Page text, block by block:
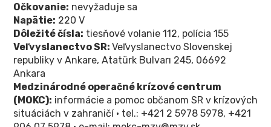
Očkovanie: nevyžaduje sa
Napätie: 220 V
Dôležité čísla: tiesňové volanie 112, polícia 155
Veľvyslanectvo SR: Veľvyslanectvo Slovenskej
republiky v Ankare, Atatürk Bulvarı 245, 06692
Ankara
Medzinárodné operačné krízové centrum
(MOKC): informácie a pomoc občanom SR v krízových
situáciách v zahraničí • tel.: +421 2 5978 5978, +421